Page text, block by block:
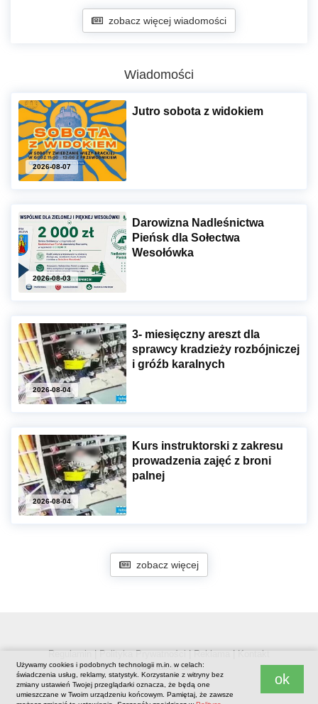
ok
Używamy cookies i podobnych technologii m.in. w celach:
świadczenia usług, reklamy, statystyk. Korzystanie z witryny bez
zmiany ustawień Twojej przeglądarki oznacza, że będą one
umieszczane w Twoim urządzeniu końcowym. Pamiętaj, że zawsze
zobacz więcej wiadomości
Wiadomości
2026-08-07
Jutro sobota z widokiem
2026-08-03
Darowizna Nadleśnictwa
Pieńsk dla Sołectwa
Wesołówka
2026-08-04
3- miesięczny areszt dla
sprawcy kradzieży rozbójniczej
i gróźb karalnych
2026-08-04
Kurs instruktorski z zakresu
prowadzenia zajęć z broni
palnej
zobacz więcej
Regulamin | Polityka Prywatności | Reklama | Kontakt
© www.luban.ski
.